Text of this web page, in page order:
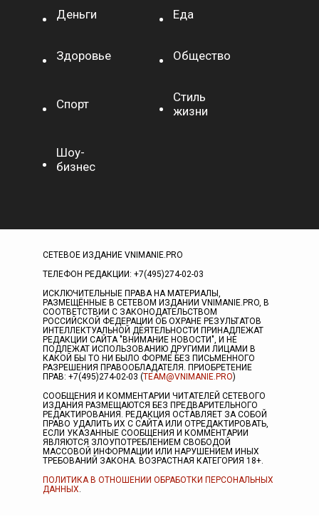
Деньги Еда
Здоровье Общество
Спорт
Стиль
жизни
Шоу-
бизнес
СЕТЕВОЕ ИЗДАНИЕ VNIMANIE.PRO
ТЕЛЕФОН РЕДАКЦИИ: +7(495)274-02-03
ИСКЛЮЧИТЕЛЬНЫЕ ПРАВА НА МАТЕРИАЛЫ,
РАЗМЕЩЁННЫЕ В СЕТЕВОМ ИЗДАНИИ VNIMANIE.PRO, В
СООТВЕТСТВИИ С ЗАКОНОДАТЕЛЬСТВОМ
РОССИЙСКОЙ ФЕДЕРАЦИИ ОБ ОХРАНЕ РЕЗУЛЬТАТОВ
ИНТЕЛЛЕКТУАЛЬНОЙ ДЕЯТЕЛЬНОСТИ ПРИНАДЛЕЖАТ
РЕДАКЦИИ САЙТА "ВНИМАНИЕ НОВОСТИ", И НЕ
ПОДЛЕЖАТ ИСПОЛЬЗОВАНИЮ ДРУГИМИ ЛИЦАМИ В
КАКОЙ БЫ ТО НИ БЫЛО ФОРМЕ БЕЗ ПИСЬМЕННОГО
РАЗРЕШЕНИЯ ПРАВООБЛАДАТЕЛЯ. ПРИОБРЕТЕНИЕ
ПРАВ: +7(495)274-02-03 (TEAM@VNIMANIE.PRO)
СООБЩЕНИЯ И КОММЕНТАРИИ ЧИТАТЕЛЕЙ СЕТЕВОГО
ИЗДАНИЯ РАЗМЕЩАЮТСЯ БЕЗ ПРЕДВАРИТЕЛЬНОГО
РЕДАКТИРОВАНИЯ. РЕДАКЦИЯ ОСТАВЛЯЕТ ЗА СОБОЙ
ПРАВО УДАЛИТЬ ИХ С САЙТА ИЛИ ОТРЕДАКТИРОВАТЬ,
ЕСЛИ УКАЗАННЫЕ СООБЩЕНИЯ И КОММЕНТАРИИ
ЯВЛЯЮТСЯ ЗЛОУПОТРЕБЛЕНИЕМ СВОБОДОЙ
МАССОВОЙ ИНФОРМАЦИИ ИЛИ НАРУШЕНИЕМ ИНЫХ
ТРЕБОВАНИЙ ЗАКОНА. ВОЗРАСТНАЯ КАТЕГОРИЯ 18+.
ПОЛИТИКА В ОТНОШЕНИИ ОБРАБОТКИ ПЕРСОНАЛЬНЫХ
ДАННЫХ